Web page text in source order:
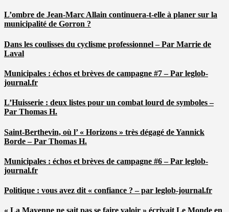
L’ombre de Jean-Marc Allain continuera-t-elle à planer sur la
municipalité de Gorron ?
Dans les coulisses du cyclisme professionnel – Par Marrie de
Laval
Municipales : échos et brèves de campagne #7 – Par leglob-
journal.fr
L’Huisserie : deux listes pour un combat lourd de symboles –
Par Thomas H.
Saint-Berthevin, où l’ « Horizons » très dégagé de Yannick
Borde – Par Thomas H.
Municipales : échos et brèves de campagne #6 – Par leglob-
journal.fr
Politique : vous avez dit « confiance ? – par leglob-journal.fr